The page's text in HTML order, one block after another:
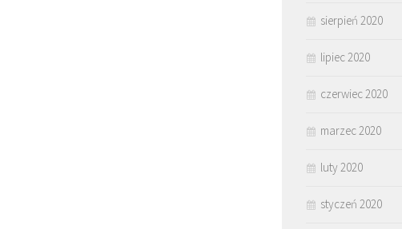
sierpień 2020
lipiec 2020
czerwiec 2020
marzec 2020
luty 2020
styczeń 2020